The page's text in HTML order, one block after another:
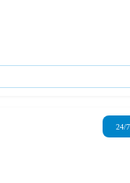
24/7